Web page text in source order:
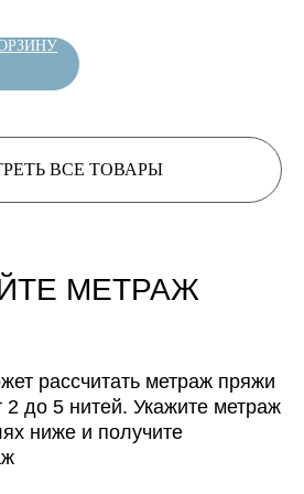
ВСЕ ТОВАРЫ
МЕТРАЖ
рассчитать метраж пряжи
2 до 5 нитей. Укажите метраж
ниже и получите
из 4 нитей
метраж:
из 5 нитей